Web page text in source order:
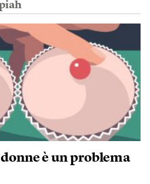
è un problema